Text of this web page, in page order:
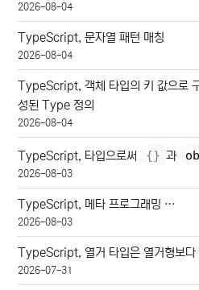
2026-08-04
TypeScript, 문자열 패턴 매칭
2026-08-04
TypeScript, 객체 타입의 키 값으로
성된 Type 정의
2026-08-04
TypeScript, 타입으로써 {} 과
2026-08-03
TypeScript, 메타 프로그래밍 …
2026-08-03
TypeScript, 열거 타입은 열거형보다
2026-07-31